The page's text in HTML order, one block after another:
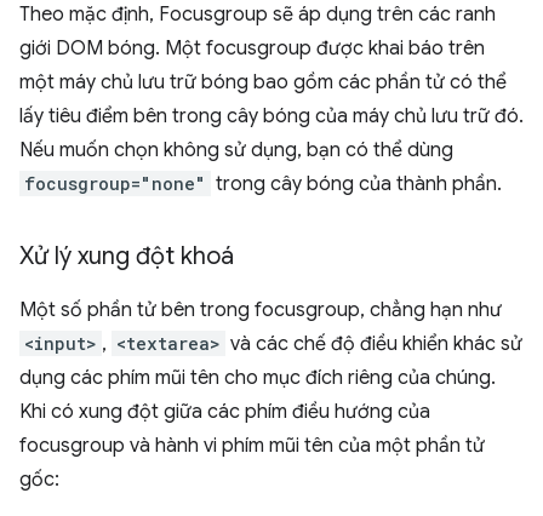
Theo mặc định, Focusgroup sẽ áp dụng trên các ranh
giới DOM bóng. Một focusgroup được khai báo trên
một máy chủ lưu trữ bóng bao gồm các phần tử có thể
lấy tiêu điểm bên trong cây bóng của máy chủ lưu trữ đó.
Nếu muốn chọn không sử dụng, bạn có thể dùng
focusgroup="none" trong cây bóng của thành phần.
Xử lý xung đột khoá
Một số phần tử bên trong focusgroup, chẳng hạn như
<input> , <textarea> và các chế độ điều khiển khác sử
dụng các phím mũi tên cho mục đích riêng của chúng.
Khi có xung đột giữa các phím điều hướng của
focusgroup và hành vi phím mũi tên của một phần tử
gốc: